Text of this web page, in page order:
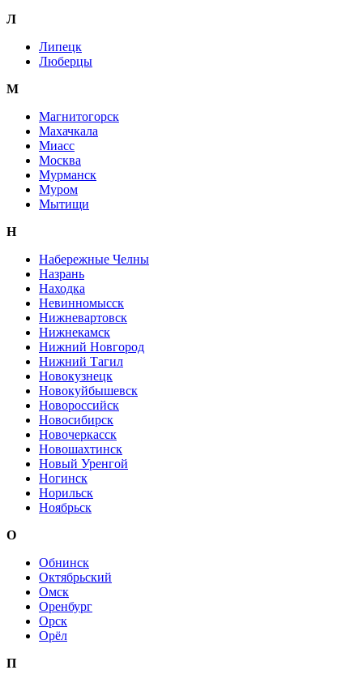
Л
Липецк
Люберцы
М
Магнитогорск
Махачкала
Миасс
Москва
Мурманск
Муром
Мытищи
Н
Набережные Челны
Назрань
Находка
Невинномысск
Нижневартовск
Нижнекамск
Нижний Новгород
Нижний Тагил
Новокузнецк
Новокуйбышевск
Новороссийск
Новосибирск
Новочеркасск
Новошахтинск
Новый Уренгой
Ногинск
Норильск
Ноябрьск
О
Обнинск
Октябрьский
Омск
Оренбург
Орск
Орёл
П